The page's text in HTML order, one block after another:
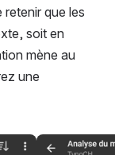
retenir que les
soit en
mène au
une
Open